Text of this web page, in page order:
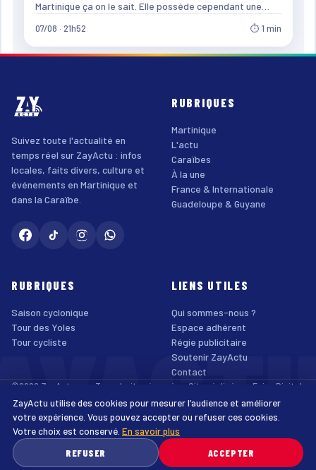
Martinique ça on le sait. Elle possède cependant une…
07/08 · 21h52 ⏱ 1 min
Suivez toute l'actualité en
temps réel sur ZayActu : infos
locales, faits divers, culture et
événements en Martinique et
dans la Caraïbe.
RUBRIQUES
Martinique
L'actu
Caraïbes
À la une
France & Internationale
Guadeloupe & Guyane
RUBRIQUES
Saison cyclonique
Tour des Yoles
Tour cycliste
LIENS UTILES
Qui sommes-nous ?
Espace adhérent
Régie publicitaire
Soutenir ZayActu
Contact
©2026 ZayActu.org. Tous droits réservés. · Site réalisé par Enjoy Digital
Agency
Mentions légales
Confidentialité Cookies Accessibilité
ZayActu utilise des cookies pour mesurer l’audience et améliorer
votre expérience. Vous pouvez accepter ou refuser ces cookies.
Votre choix est conservé. En savoir plus
REFUSER
ACCEPTER